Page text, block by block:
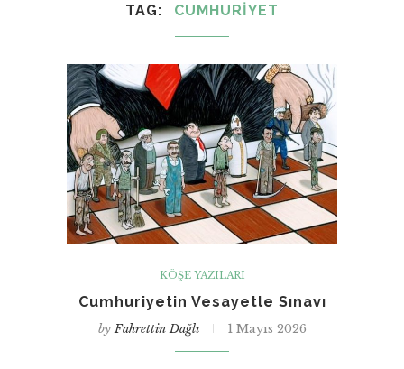
TAG CUMHURIYET
KÖŞE YAZILARI
Cumhuriyetin Vesayetle Sınavı
byFahrettin Dağlı 1 Mayıs 2026